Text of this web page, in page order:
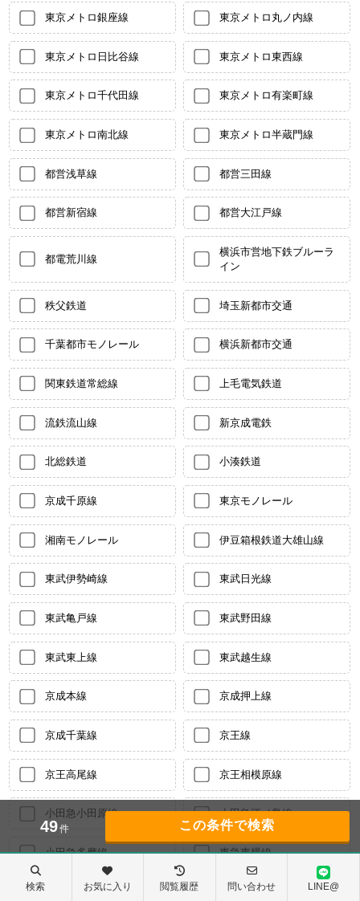
東京メトロ銀座線 東京メトロ丸ノ内線
東京メトロ日比谷線 東京メトロ東西線
東京メトロ千代田線 東京メトロ有楽町線
東京メトロ南北線 東京メトロ半蔵門線
都営浅草線 都営三田線
都営新宿線 都営大江戸線
都電荒川線
横浜市営地下鉄ブルーラ
イン
秩父鉄道 埼玉新都市交通
千葉都市モノレール 横浜新都市交通
関東鉄道常総線 上毛電気鉄道
流鉄流山線 新京成電鉄
北総鉄道 小湊鉄道
京成千原線 東京モノレール
湘南モノレール 伊豆箱根鉄道大雄山線
東武伊勢崎線 東武日光線
東武亀戸線 東武野田線
東武東上線 東武越生線
京成本線 京成押上線
京成千葉線 京王線
京王高尾線 京王相模原線
小田急小田原線 小田急江ノ島線
小田急多摩線 東急東横線
東急田園都市線 東急目黒線
49件
検索 お気に入り 閲覧履歴 問い合わせ LINE@